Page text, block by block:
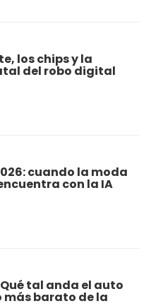
los chips y la
del robo digital
cuando la moda
con la IA
tal anda el auto
más barato de la